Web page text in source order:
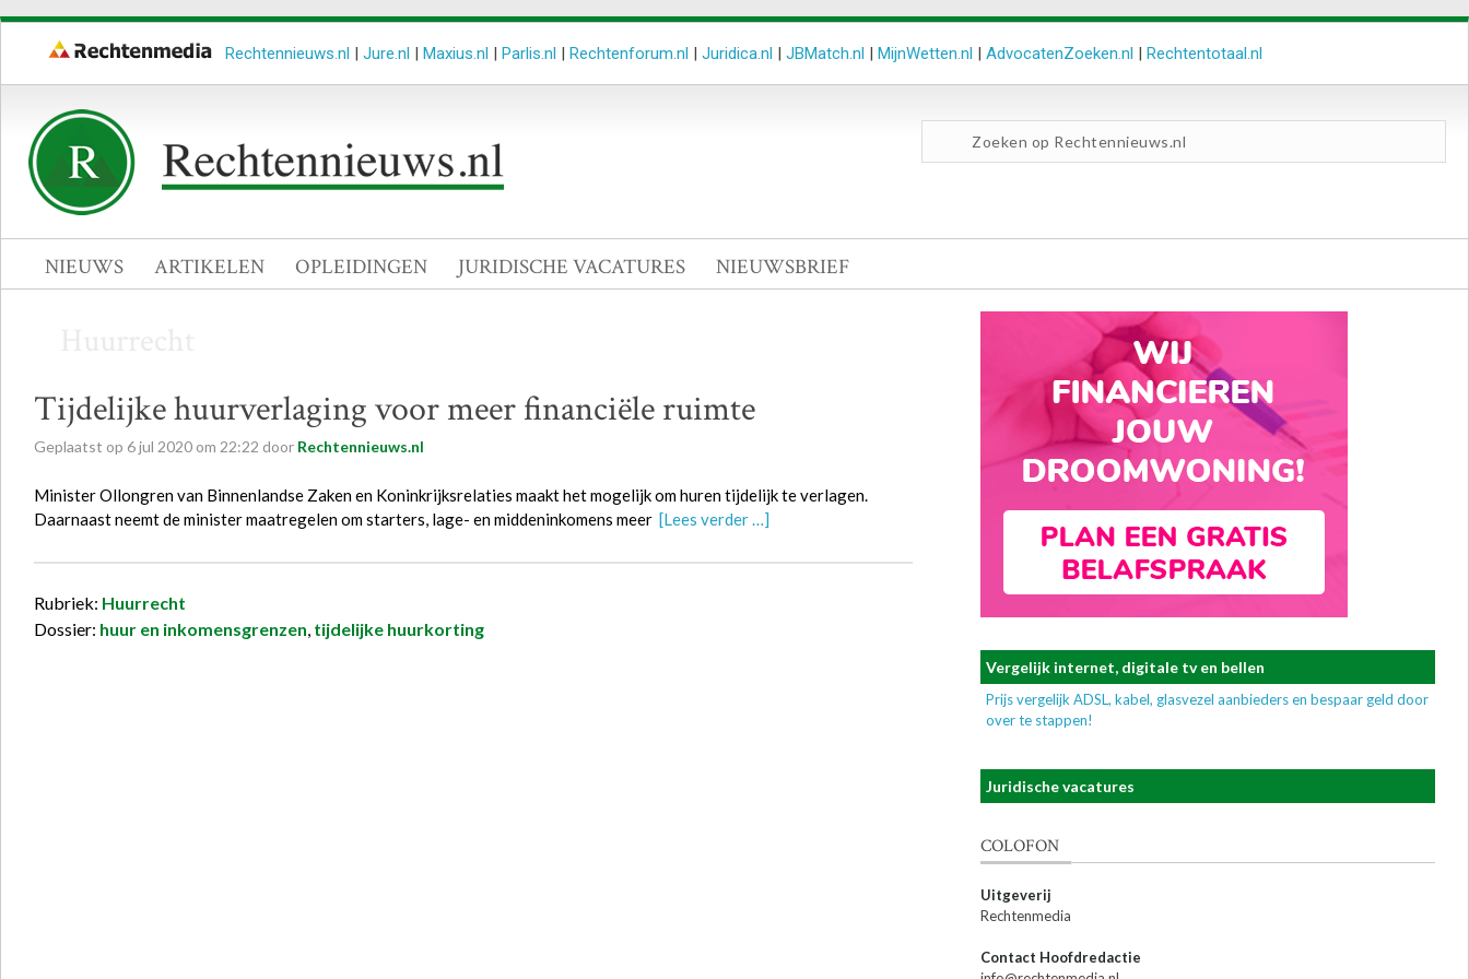
Rechtennieuws.nl | Jure.nl | Maxius.nl | Parlis.nl | Rechtenforum.nl | Juridica.nl | JBMatch.nl | MijnWetten.nl | AdvocatenZoeken.nl | Rechtentotaal.nl
NIEUWS ARTIKELEN OPLEIDINGEN JURIDISCHE VACATURES NIEUWSBRIEF
Tijdelijke huurverlaging voor meer financiële ruimte
Geplaatst op 6jul 2020 om 22:22 door Rechtennieuws.nl
Minister Ollongren van Binnenlandse Zaken en Koninkrijksrelaties maakt het mogelijk om huren tijdelijk te verlagen.
Daarnaast neemt de minister maatregelen om starters, lage- en middeninkomens meer [Lees verder …]
Rubriek: Huurrecht
Dossier: huur en inkomensgrenzen, tijdelijke huurkorting
Vergelijk internet, digitale tv en bellen
Prijs vergelijk ADSL, kabel, glasvezel aanbieders en bespaar geld door
over te stappen!
Juridische vacatures
COLOFON
Uitgeverij
Rechtenmedia
Contact Hoofdredactie